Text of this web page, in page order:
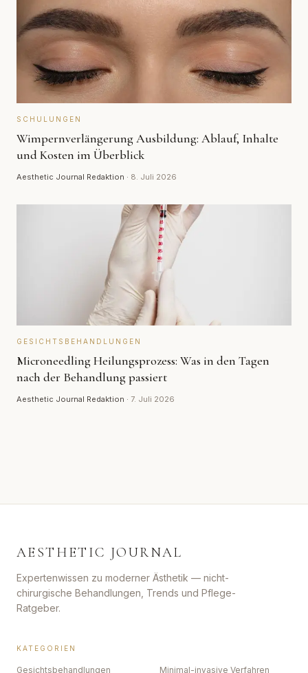
SCHULUNGEN
Wimpernverlängerung Ausbildung: Ablauf, Inhalte
und Kosten im Überblick
Aesthetic Journal Redaktion · 8. Juli 2026
GESICHTSBEHANDLUNGEN
Microneedling Heilungsprozess: Was in den Tagen
nach der Behandlung passiert
Aesthetic Journal Redaktion · 7. Juli 2026
AESTHETIC JOURNAL
Expertenwissen zu moderner Ästhetik — nicht-
chirurgische Behandlungen, Trends und Pflege-
Ratgeber.
KATEGORIEN
Gesichtsbehandlungen Minimal-invasive Verfahren